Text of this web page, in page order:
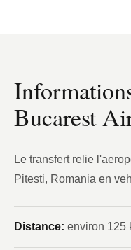
Bucarest
Le transfert relie
Pitesti, Romania en
Distance: environ 125